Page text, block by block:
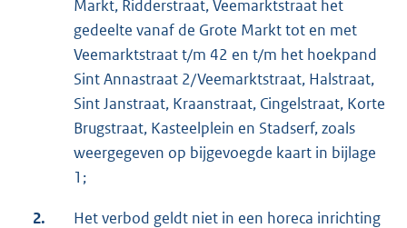
Markt, Ridderstraat, Veemarktstraat het
gedeelte vanaf de Grote Markt tot en met
Veemarktstraat t/m 42 en t/m het hoekpand
Sint Annastraat 2/Veemarktstraat, Halstraat,
Sint Janstraat, Kraanstraat, Cingelstraat, Korte
Brugstraat, Kasteelplein en Stadserf, zoals
weergegeven op bijgevoegde kaart in bijlage
1;
2.
Het verbod geldt niet in een horeca inrichting